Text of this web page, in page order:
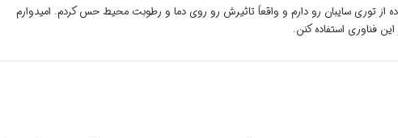
از توری سایبان رو دارم و واقعاً تاثیرش رو روی دما و رطوبت محیط حس کردم. امیدوارم
فناوری استفاده کنن.